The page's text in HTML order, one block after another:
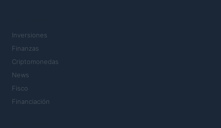
Inversiones
Finanzas
Criptomonedas
News
Fisco
Financiación